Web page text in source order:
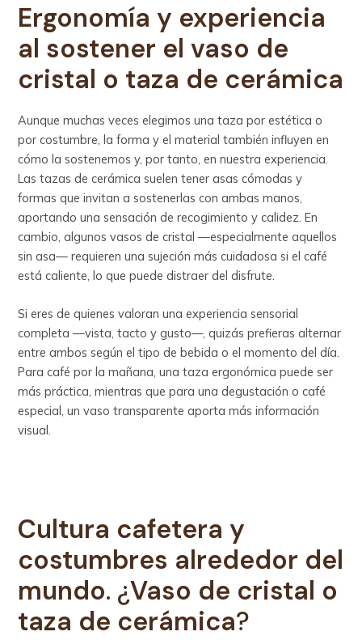
Ergonomía y experiencia
al sostener el vaso de
cristal o taza de cerámica
Aunque muchas veces elegimos una taza por estética o
por costumbre, la forma y el material también influyen en
cómo la sostenemos y, por tanto, en nuestra experiencia.
Las tazas de cerámica suelen tener asas cómodas y
formas que invitan a sostenerlas con ambas manos,
aportando una sensación de recogimiento y calidez. En
cambio, algunos vasos de cristal —especialmente aquellos
sin asa— requieren una sujeción más cuidadosa si el café
está caliente, lo que puede distraer del disfrute.
Si eres de quienes valoran una experiencia sensorial
completa —vista, tacto y gusto—, quizás prefieras alternar
entre ambos según el tipo de bebida o el momento del día.
Para café por la mañana, una taza ergonómica puede ser
más práctica, mientras que para una degustación o café
especial, un vaso transparente aporta más información
visual.
Cultura cafetera y
costumbres alrededor del
mundo. ¿Vaso de cristal o
taza de cerámica?